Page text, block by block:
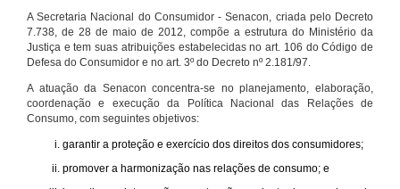
A Secretaria Nacional do Consumidor - Senacon, criada pelo Decreto
7.738, de 28 de maio de 2012, compõe a estrutura do Ministério da
Justiça e tem suas atribuições estabelecidas no art. 106 do Código de
Defesa do Consumidor e no art. 3º do Decreto nº 2.181/97.
A atuação da Senacon concentra-se no planejamento, elaboração,
coordenação e execução da Política Nacional das Relações de
Consumo, com seguintes objetivos:
garantir a proteção e exercício dos direitos dos consumidores;
promover a harmonização nas relações de consumo; e